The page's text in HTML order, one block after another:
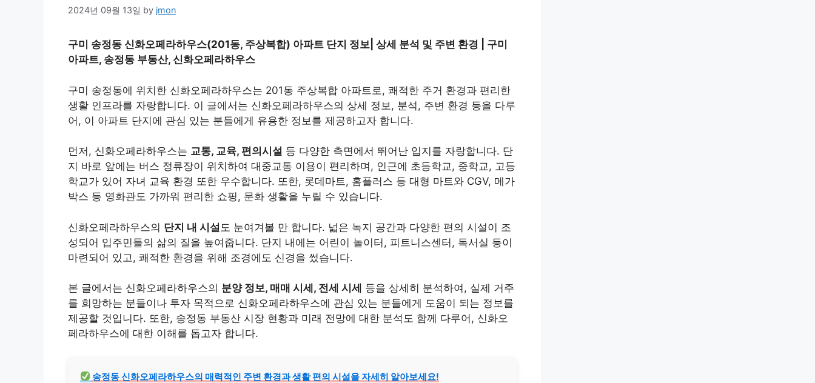
2024년 09월 13일 by jmon
구미 송정동 신화오페라하우스(201동, 주상복합) 아파트 단지 정보| 상세 분석 및 주변 환경 | 구미
아파트, 송정동 부동산, 신화오페라하우스
구미 송정동에 위치한 신화오페라하우스는 201동 주상복합 아파트로, 쾌적한 주거 환경과 편리한
생활 인프라를 자랑합니다. 이 글에서는 신화오페라하우스의 상세 정보, 분석, 주변 환경 등을 다루
어, 이 아파트 단지에 관심 있는 분들에게 유용한 정보를 제공하고자 합니다.
먼저, 신화오페라하우스는 교통, 교육, 편의시설 등 다양한 측면에서 뛰어난 입지를 자랑합니다. 단
지 바로 앞에는 버스 정류장이 위치하여 대중교통 이용이 편리하며, 인근에 초등학교, 중학교, 고등
학교가 있어 자녀 교육 환경 또한 우수합니다. 또한, 롯데마트, 홈플러스 등 대형 마트와 CGV, 메가
박스 등 영화관도 가까워 편리한 쇼핑, 문화 생활을 누릴 수 있습니다.
신화오페라하우스의 단지 내 시설 도 눈여겨볼 만 합니다. 넓은 녹지 공간과 다양한 편의 시설이 조
성되어 입주민들의 삶의 질을 높여줍니다. 단지 내에는 어린이 놀이터, 피트니스센터, 독서실 등이
마련되어 있고, 쾌적한 환경을 위해 조경에도 신경을 썼습니다.
본 글에서는 신화오페라하우스의 분양 정보, 매매 시세, 전세 시세 등을 상세히 분석하여, 실제 거주
를 희망하는 분들이나 투자 목적으로 신화오페라하우스에 관심 있는 분들에게 도움이 되는 정보를
제공할 것입니다. 또한, 송정동 부동산 시장 현황과 미래 전망에 대한 분석도 함께 다루어, 신화오
페라하우스에 대한 이해를 돕고자 합니다.
송정동 신화오페라하우스의 매력적인 주변 환경과 생활 편의 시설을 자세히 알아보세요!